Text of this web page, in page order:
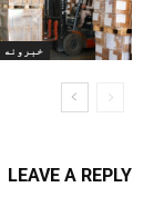
خبرونه
LEAVE A REPLY